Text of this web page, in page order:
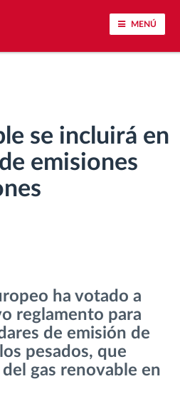
MENÚ
en la conducción
de conducción
de rutas
del conductor
se incluirá en
emisiones
ha votado a
reglamento para
de emisión de
pesados, que
gas renovable en